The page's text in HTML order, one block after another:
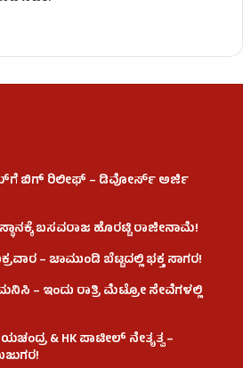
ಬಿಗ್ ರಿಲೀಫ್ – ಡಿವೋರ್ಸ್ ಅರ್ಜಿ
ಬಸವರಾಜ ಹೊರಟ್ಟಿ ರಾಜೀನಾಮೆ!
– ಚಾಮುಂಡಿ ಬೆಟ್ಟದಲ್ಲಿ ಭಕ್ತ ಸಾಗರ!
– ಇಂದು ರಾತ್ರಿ ಮೆಟ್ರೋ ಸೇವೆಗಳಲ್ಲಿ
& HK ಪಾಟೀಲ್ ನೇತೃತ್ವ –